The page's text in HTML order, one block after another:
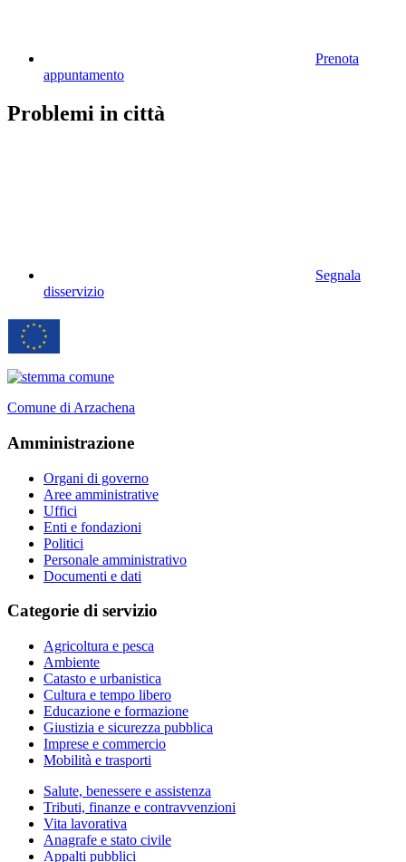
Prenota
appuntamento
Problemi in città
Segnala
disservizio
Comune di Arzachena
Amministrazione
Organi di governo
Aree amministrative
Uffici
Enti e fondazioni
Politici
Personale amministrativo
Documenti e dati
Categorie di servizio
Agricoltura e pesca
Ambiente
Catasto e urbanistica
Cultura e tempo libero
Educazione e formazione
Giustizia e sicurezza pubblica
Imprese e commercio
Mobilità e trasporti
Salute, benessere e assistenza
Tributi, finanze e contravvenzioni
Vita lavorativa
Anagrafe e stato civile
Appalti pubblici